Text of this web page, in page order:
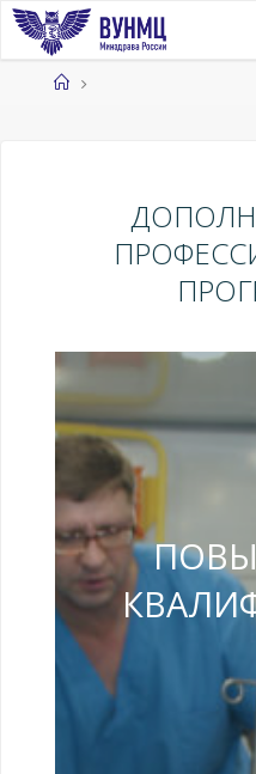
Перейти
содержимому
Главная